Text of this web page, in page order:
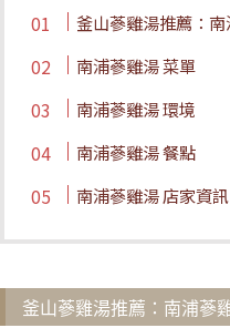
釜山蔘雞湯推薦：南
南浦蔘雞湯 菜單
南浦蔘雞湯 環境
南浦蔘雞湯 餐點
南浦蔘雞湯 店家資訊
釜山蔘雞湯推薦：南浦蔘